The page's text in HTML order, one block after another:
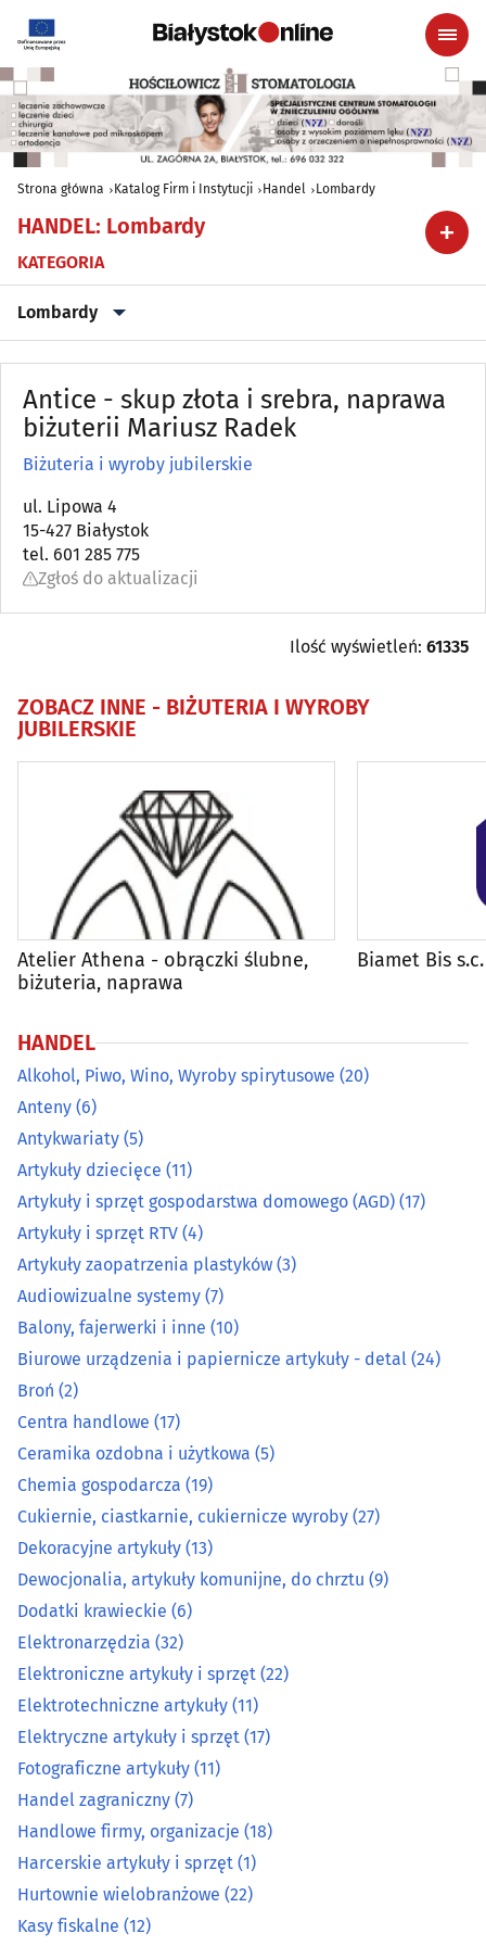
Strona główna Katalog Firm i Instytucji Handel Lombardy
HANDEL: Lombardy
KATEGORIA
Lombardy
Alkohol, Piwo, Wino, Wyroby spirytusowe(20)
Anteny(6)
(5)
Artykuły dziecięce
Artykuły i sprzęt gospodarstwa domowego (AGD)
Artykuły zaopatrzenia plastyków (3)
Balony, fajerwerki i inne(10)
Biurowe urządzenia i papiernicze artykuły - detal
Broń(2)
Centra handlowe(17)
Ceramika ozdobna i użytkowa
Chemia gospodarcza(19)
Cukiernie, ciastkarnie, cukiernicze wyroby
Dekoracyjne artykuły(13)
Dewocjonalia, artykuły komunijne, do chrztu
Dodatki krawieckie
Elektronarzędzia(32)
Elektroniczne artykuły i sprzęt
Elektrotechniczne artykuły
Elektryczne artykuły i sprzęt
Fotograficzne artykuły(11)
Handel zagraniczny(7)
Handlowe firmy, organizacje(18)
Harcerskie artykuły i sprzęt
Hurtownie wielobranżowe
Kasy fiskalne(12)
Kolekcjonerstwo(4)
Antice - skup złota i srebra, naprawa
biżuterii Mariusz Radek
Biżuteria i wyroby jubilerskie
ul. Lipowa 4
15-427 Białystok
tel. 601 285 775
Zgłoś do aktualizacji
Ilość wyświetleń: 61335
ZOBACZ INNE - BIŻUTERIA I WYROBY
JUBILERSKIE
Atelier Athena - obrączki ślubne,
biżuteria, naprawa
Biamet Bis s.c.
HANDEL
Alkohol, Piwo, Wino, Wyroby spirytusowe (20)
Anteny (6)
Antykwariaty (5)
Artykuły dziecięce (11)
Artykuły i sprzęt gospodarstwa domowego (AGD) (17)
Artykuły i sprzęt RTV (4)
Artykuły zaopatrzenia plastyków (3)
Audiowizualne systemy (7)
Balony, fajerwerki i inne (10)
Biurowe urządzenia i papiernicze artykuły - detal (24)
Broń (2)
Centra handlowe (17)
Ceramika ozdobna i użytkowa (5)
Chemia gospodarcza (19)
Cukiernie, ciastkarnie, cukiernicze wyroby (27)
Dekoracyjne artykuły (13)
Dewocjonalia, artykuły komunijne, do chrztu (9)
Dodatki krawieckie (6)
Elektronarzędzia (32)
Elektroniczne artykuły i sprzęt (22)
Elektrotechniczne artykuły (11)
Elektryczne artykuły i sprzęt (17)
Fotograficzne artykuły (11)
Handel zagraniczny (7)
Handlowe firmy, organizacje (18)
Harcerskie artykuły i sprzęt (1)
Hurtownie wielobranżowe (22)
Kasy fiskalne (12)